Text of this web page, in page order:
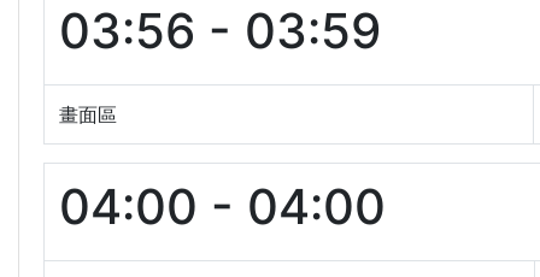
03:56 - 03:59
畫面區
04:00 - 04:00